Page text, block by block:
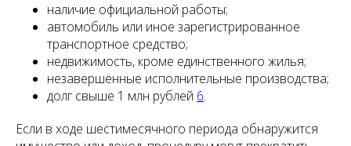
наличие официальной работы;
автомобиль или иное зарегистрированное
транспортное средство;
недвижимость, кроме единственного жилья;
незавершённые исполнительные производства;
долг свыше 1 млн рублей 6.
Если в ходе шестимесячного периода обнаружится